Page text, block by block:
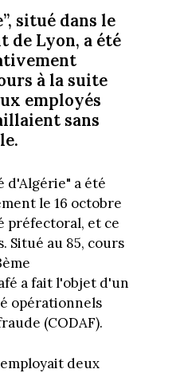
situé dans le
de Lyon, a été
à la suite
employés
sans
d'Algérie" a été
le 16 octobre
préfectoral, et ce
Situé au 85, cours
a fait l'objet d'un
opérationnels
(CODAF).
deux